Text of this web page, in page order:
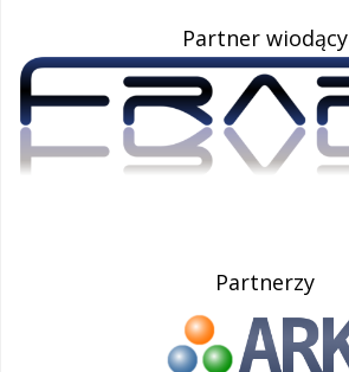
Partner wiodący
Partnerzy